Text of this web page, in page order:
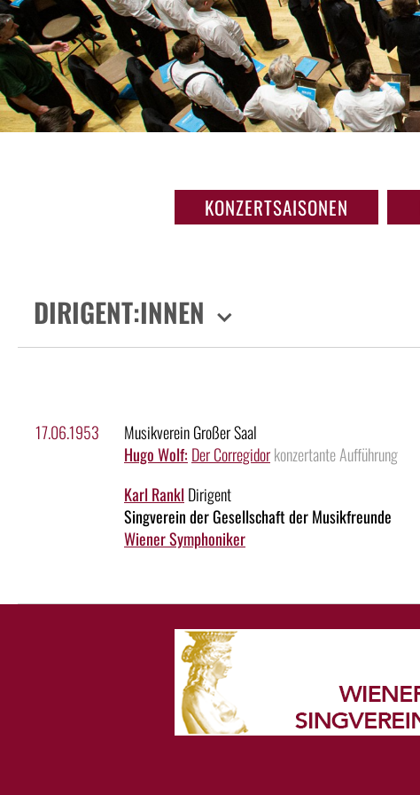
KONZERTSAISONEN
DIRIGENT:INNEN
17.06.1953
Musikverein Großer Saal
Hugo Wolf: Der Corregidorkonzertante Aufführung
Karl Rankl Dirigent
Singverein der Gesellschaft der Musikfreunde
Wiener Symphoniker